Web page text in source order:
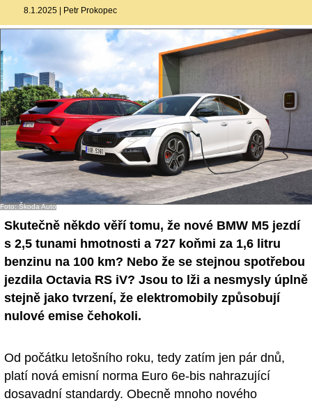
8.1.2025 | Petr Prokopec
Foto: Škoda Auto
Skutečně někdo věří tomu, že nové BMW M5 jezdí
s 2,5 tunami hmotnosti a 727 koňmi za 1,6 litru
benzinu na 100 km? Nebo že se stejnou spotřebou
jezdila Octavia RS iV? Jsou to lži a nesmysly úplně
stejně jako tvrzení, že elektromobily způsobují
nulové emise čehokoli.
Od počátku letošního roku, tedy zatím jen pár dnů,
platí nová emisní norma Euro 6e-bis nahrazující
dosavadní standardy. Obecně mnoho nového